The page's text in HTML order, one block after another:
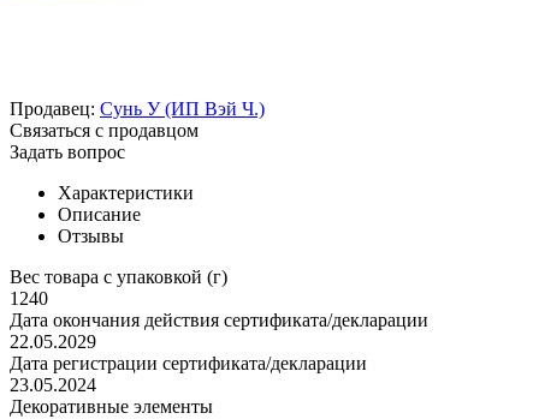
Продавец: Сунь У (ИП Вэй Ч.)
Связаться с продавцом
Задать вопрос
Характеристики
Описание
Отзывы
Вес товара с упаковкой (г)
1240
Дата окончания действия сертификата/декларации
22.05.2029
Дата регистрации сертификата/декларации
23.05.2024
Декоративные элементы